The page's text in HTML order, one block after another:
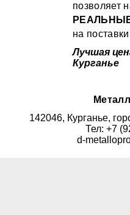
позволяет
на
Лучшая
Курганье
142046, Курганье,
Тел: +7
d-